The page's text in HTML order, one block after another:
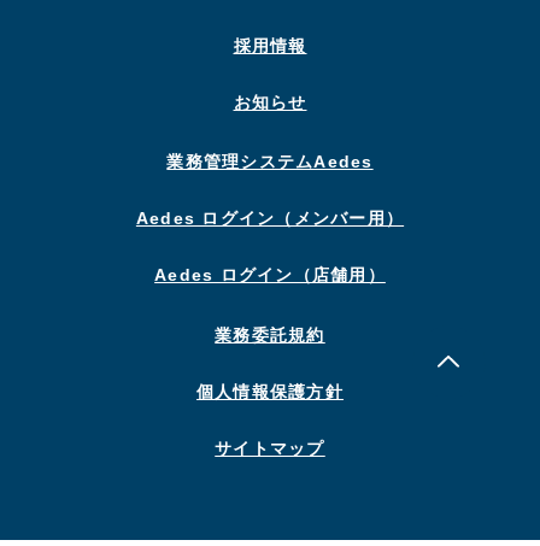
採用情報
お知らせ
業務管理システムAedes
Aedes ログイン（メンバー用）
Aedes ログイン（店舗用）
業務委託規約
個人情報保護方針
サイトマップ